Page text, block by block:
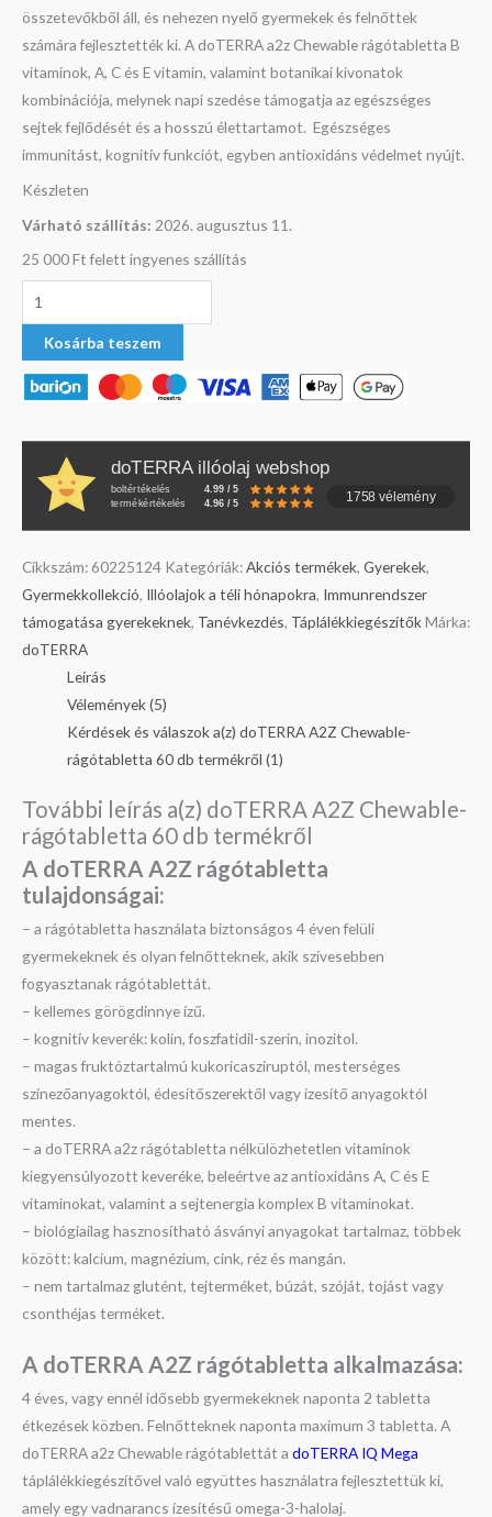
összetevőkből áll, és nehezen nyelő gyermekek és felnőttek
számára fejlesztették ki. A doTERRA a2z Chewable rágótabletta B
vitaminok, A, C és E vitamin, valamint botanikai kivonatok
kombinációja, melynek napi szedése támogatja az egészséges
sejtek fejlődését és a hosszú élettartamot. Egészséges
immunitást, kognitív funkciót, egyben antioxidáns védelmet nyújt.
Készleten
Várható szállítás: 2026. augusztus 11.
25 000 Ft felett ingyenes szállítás
Kosárba teszem
doTERRA illóolaj webshop
boltértékelés 4.99 / 5
termékértékelés 4.96 / 5 1758 vélemény
Cikkszám: 60225124 Kategóriák:Akciós termékek, Gyerekek,
Gyermekkollekció, Illóolajok a téli hónapokra, Immunrendszer
támogatása gyerekeknek, Tanévkezdés, TáplálékkiegészítőkMárka:
doTERRA
Leírás
Vélemények (5)
Kérdések és válaszok a(z) doTERRA A2Z Chewable-
rágótabletta 60 db termékről (1)
További leírás a(z) doTERRA A2Z Chewable-
rágótabletta 60 db termékről
A doTERRA A2Z rágótabletta
tulajdonságai:
– a rágótabletta használata biztonságos 4 éven felüli
gyermekeknek és olyan felnőtteknek, akik szívesebben
fogyasztanak rágótablettát.
– kellemes görögdinnye ízű.
– kognitív keverék: kolin, foszfatidil-szerin, inozitol.
– magas fruktóztartalmú kukoricasziruptól, mesterséges
színezőanyagoktól, édesítőszerektől vagy ízesítő anyagoktól
mentes.
– a doTERRA a2z rágótabletta nélkülözhetetlen vitaminok
kiegyensúlyozott keveréke, beleértve az antioxidáns A, C és E
vitaminokat, valamint a sejtenergia komplex B vitaminokat.
– biológiailag hasznosítható ásványi anyagokat tartalmaz, többek
között: kalcium, magnézium, cink, réz és mangán.
– nem tartalmaz glutént, tejterméket, búzát, szóját, tojást vagy
csonthéjas terméket.
A doTERRA A2Z rágótabletta alkalmazása:
4 éves, vagy ennél idősebb gyermekeknek naponta 2 tabletta
étkezések közben. Felnőtteknek naponta maximum 3 tabletta. A
doTERRA a2z Chewable rágótablettát a doTERRA IQ Mega
táplálékkiegészítővel való együttes használatra fejlesztettük ki,
amely egy vadnarancs ízesítésű omega-3-halolaj.